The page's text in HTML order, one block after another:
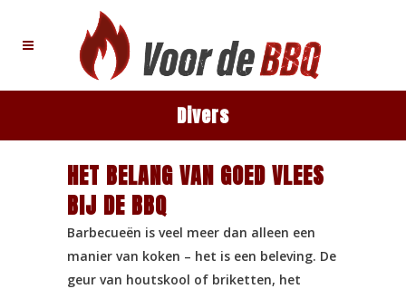
Divers
HET BELANG VAN GOED VLEES
BIJ DE BBQ
Barbecueën is veel meer dan alleen een
manier van koken – het is een beleving. De
geur van houtskool of briketten, het